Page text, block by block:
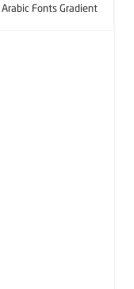
Gradient
Arabic Fonts